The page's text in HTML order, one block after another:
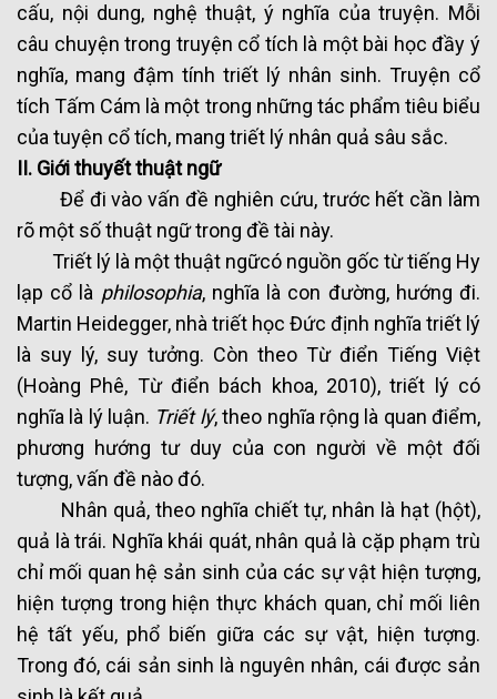
cấu, nội dung, nghệ thuật, ý nghĩa của truyện. Mỗi
câu chuyện trong truyện cổ tích là một bài học đầy ý
nghĩa, mang đậm tính triết lý nhân sinh. Truyện cổ
tích Tấm Cám là một trong những tác phẩm tiêu biểu
của tuyện cổ tích, mang triết lý nhân quả sâu sắc.
II. Giới thuyết thuật ngữ
Để đi vào vấn đề nghiên cứu, trước hết cần làm
rõ một số thuật ngữ trong đề tài này.
Triết lý là một thuật ngữcó nguồn gốc từ tiếng Hy
lạp cổ là philosophia, nghĩa là con đường, hướng đi.
Martin Heidegger, nhà triết học Đức định nghĩa triết lý
là suy lý, suy tưởng. Còn theo Từ điển Tiếng Việt
(Hoàng Phê, Từ điển bách khoa, 2010), triết lý có
nghĩa là lý luận. Triết lý, theo nghĩa rộng là quan điểm,
phương hướng tư duy của con người về một đối
tượng, vấn đề nào đó.
Nhân quả, theo nghĩa chiết tự, nhân là hạt (hột),
quả là trái. Nghĩa khái quát, nhân quả là cặp phạm trù
chỉ mối quan hệ sản sinh của các sự vật hiện tượng,
hiện tượng trong hiện thực khách quan, chỉ mối liên
hệ tất yếu, phổ biến giữa các sự vật, hiện tượng.
Trong đó, cái sản sinh là nguyên nhân, cái được sản